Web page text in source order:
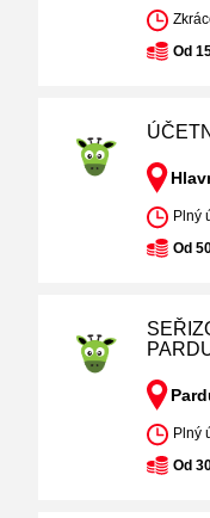
Od
Plný
Od
Plný
Od